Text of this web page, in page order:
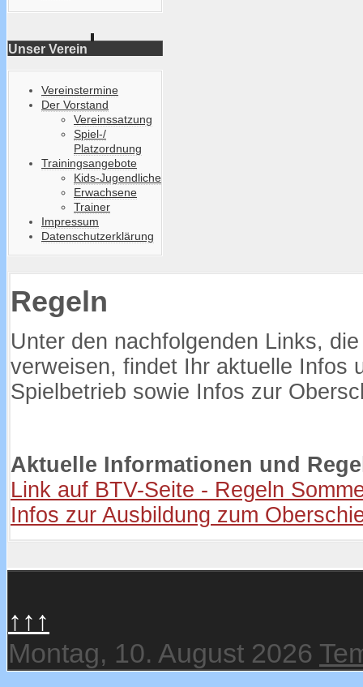
Unser Verein
Vereinstermine
Der Vorstand
Vereinssatzung
Spiel-/
Platzordnung
Trainingsangebote
Kids-Jugendliche
Erwachsene
Trainer
Impressum
Datenschutzerklärung
Regeln
Unter den nachfolgenden Links,
verweisen, findet Ihr aktuelle Infos
Spielbetrieb sowie Infos zur
Aktuelle Informationen und
Link auf BTV-Seite - Regeln
Infos zur Ausbildung zum
↑↑↑
Montag, 10. August 2026